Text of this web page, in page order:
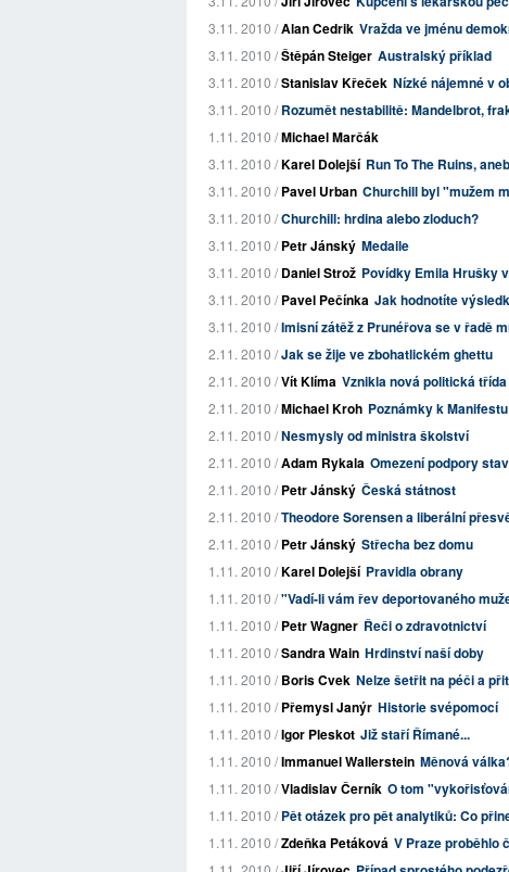
3.11. 2010 /Alan Cedrik Vražda ve jménu
3.11. 2010 /Štěpán Steiger Australský příklad
3.11. 2010 /Stanislav Křeček Nízké nájemné v
3.11. 2010 /Rozumět nestabilitě: Mandelbrot,
1.11. 2010 /Michael Marčák
3.11. 2010 /Karel Dolejší Run To The Ruins,
3.11. 2010 /Pavel Urban Churchill byl "mužem
3.11. 2010 /Churchill: hrdina alebo zloduch?
3.11. 2010 /Petr Jánský Medaile
3.11. 2010 /Daniel Strož Povídky Emila Hrušky
3.11. 2010 /Pavel Pečínka Jak hodnotíte
3.11. 2010 /Imisní zátěž z Prunéřova se v řadě
2.11. 2010 /Jak se žije ve zbohatlickém ghettu
2.11. 2010 /Vít Klíma Vznikla nová politická třída
2.11. 2010 /Michael Kroh Poznámky k
2.11. 2010 /Nesmysly od ministra školství
2.11. 2010 /Adam Rykala Omezení podpory
2.11. 2010 /Petr Jánský Česká státnost
2.11. 2010 /Theodore Sorensen a liberální
2.11. 2010 /Petr Jánský Střecha bez domu
1.11. 2010 /Karel Dolejší Pravidla obrany
1.11. 2010 /"Vadí-li vám řev deportovaného
1.11. 2010 /Petr Wagner Řeči o zdravotnictví
1.11. 2010 /Sandra Wain Hrdinství naší doby
1.11. 2010 /Boris Cvek Nelze šetřit na péči a
1.11. 2010 /Přemysl Janýr Historie svépomocí
1.11. 2010 /Igor Pleskot Již staří Římané...
1.11. 2010 /Immanuel Wallerstein Měnová
1.11. 2010 /Vladislav Černík O tom
1.11. 2010 /Pět otázek pro pět analytiků: Co
1.11. 2010 /Zdeňka Petáková V Praze proběhlo